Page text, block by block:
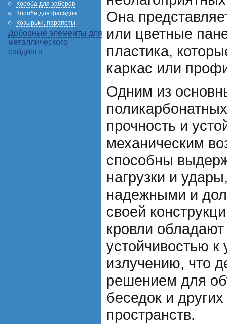
Короба для заборов
Короба для фасадов
Козырьки, парапеты
Доборные элементы для
металлического
сайдинга
Она
или цветные
пластика,
каркас или
Одним из
прочность и
механическим
способны
нагрузки и
надежными и
своей
кровли
устойчивостью
излучению, что
решением для
беседок и
пространств.